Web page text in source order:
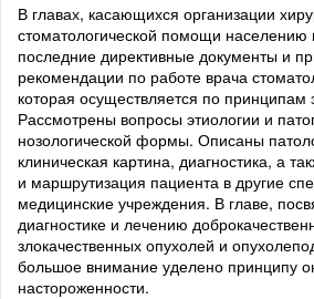
В главах, касающихся организации
стоматологической помощи
последние директивные документы и
рекомендации по работе врача
которая осуществляется по принципам
Рассмотрены вопросы этиологии и
нозологической формы. Описаны
клиническая картина, диагностика, а
и маршрутизация пациента в другие
медицинские учреждения. В главе,
диагностике и лечению
злокачественных опухолей и
большое внимание уделено принципу
настороженности.